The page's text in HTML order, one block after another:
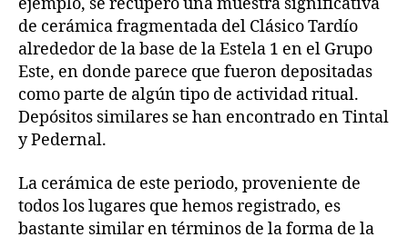
ejemplo, se recuperó una muestra significativa
de cerámica fragmentada del Clásico Tardío
alrededor de la base de la Estela 1 en el Grupo
Este, en donde parece que fueron depositadas
como parte de algún tipo de actividad ritual.
Depósitos similares se han encontrado en Tintal
y Pedernal.
La cerámica de este periodo, proveniente de
todos los lugares que hemos registrado, es
bastante similar en términos de la forma de la